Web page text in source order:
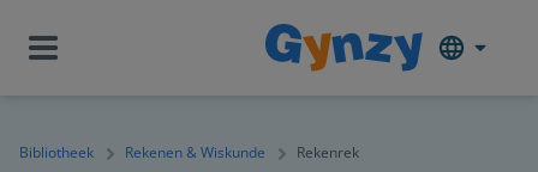
Bibliotheek Rekenen & Wiskunde Rekenrek